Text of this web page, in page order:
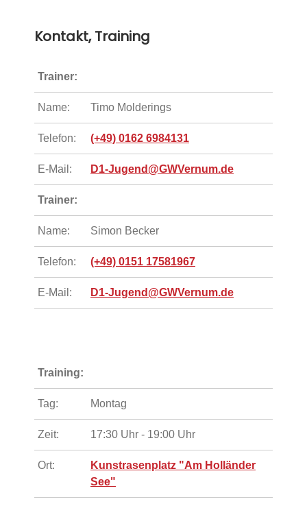
Kontakt, Training
Trainer:
Name: Timo Molderings
Telefon: (+49) 0162 6984131
E-Mail: D1-Jugend@GWVernum.de
Trainer:
Name: Simon Becker
Telefon: (+49) 0151 17581967
E-Mail: D1-Jugend@GWVernum.de
Training:
Tag: Montag
Zeit: 17:30 Uhr - 19:00 Uhr
Ort:
Kunstrasenplatz "Am Holländer
See"